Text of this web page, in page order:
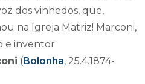
dos vinhedos, que,
na Igreja Matriz! Marconi,
e inventor
(Bolonha, 25.4.1874-